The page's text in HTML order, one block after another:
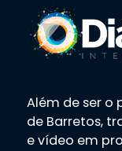
Além de ser o
de Barretos,
e vídeo em